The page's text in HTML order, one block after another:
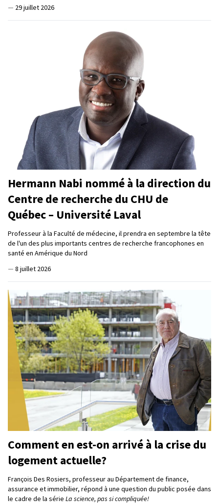
— 29 juillet 2026
Hermann Nabi nommé à la direction du
Centre de recherche du CHU de
Québec – Université Laval
Professeur à la Faculté de médecine, il prendra en septembre la tête
de l'un des plus importants centres de recherche francophones en
santé en Amérique du Nord
— 8 juillet 2026
Comment en est-on arrivé à la crise du
logement actuelle?
François Des Rosiers, professeur au Département de finance,
assurance et immobilier, répond à une question du public posée dans
le cadre de la série La science, pas si compliquée!